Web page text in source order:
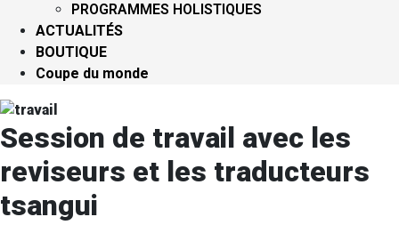
PROGRAMMES HOLISTIQUES
ACTUALITÉS
BOUTIQUE
Coupe du monde
Session de travail avec les
reviseurs et les traducteurs
tsangui